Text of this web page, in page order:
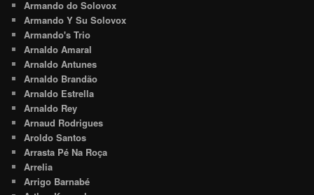
Armando do Solovox
Armando Y Su Solovox
Armando's Trio
Arnaldo Amaral
Arnaldo Antunes
Arnaldo Brandão
Arnaldo Estrella
Arnaldo Rey
Arnaud Rodrigues
Aroldo Santos
Arrasta Pé Na Roça
Arrelia
Arrigo Barnabé